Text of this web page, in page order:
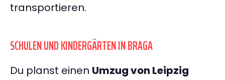
transportieren.
SCHULEN UND KINDERGÄRTEN IN BRAGA
Du planst einen Umzug von Leipzig